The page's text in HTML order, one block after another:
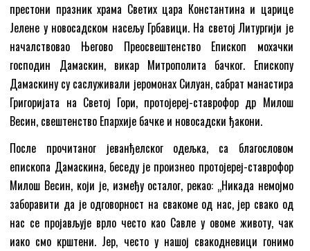
престони празник храма Светих цара Константина и царице
Јелене у новосадском насељу Грбавици. На светој Литургији је
началствовао Његово Преосвештенство Епископ мохачки
господин Дамаскин, викар Митрополита бачког. Епископу
Дамаскину су саслуживали јеромонах Силуан, сабрат манастира
Григоријата на Светој Гори, протојереј-ставрофор др Милош
Весин, свештенство Епархије бачке и новосадски ђакони.
После прочитаног јеванђелског одељка, са благословом
eпископа Дамаскина, беседу је произнео протојереј-ставрофор
Милош Весин, који је, између осталог, рекао: „Никада немојмо
заборавити да је одговорност на свакоме од нас, јер свако од
нас се пројављује врло често као Савле у овоме животу, чак
иако смо крштени. Јер, често у нашој свакодневици гонимо